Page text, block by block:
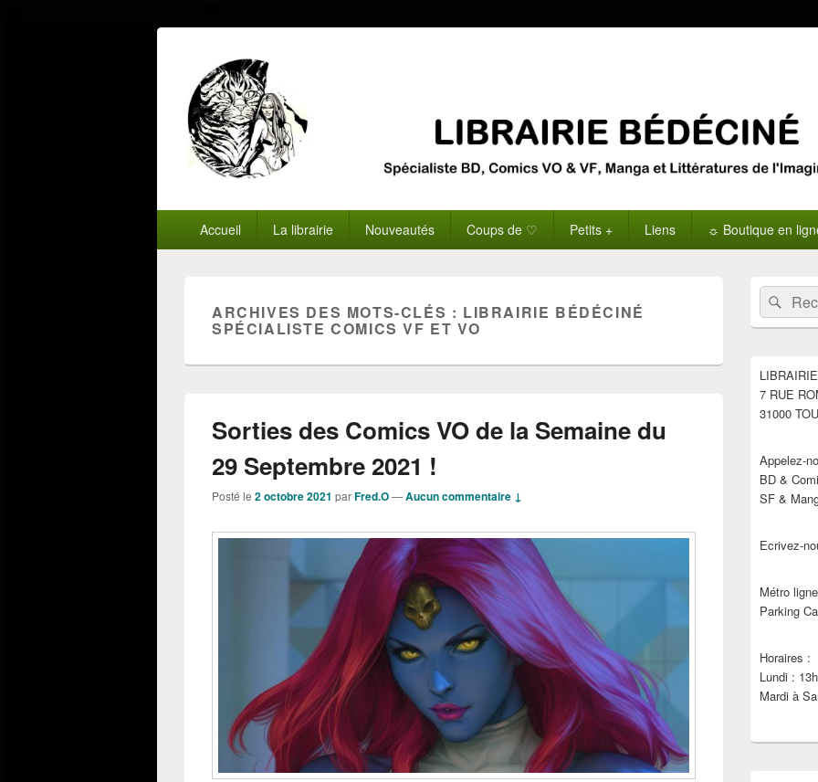
principalAccueil La librairie Nouveautés Coups de ♡ Petits + Liens ☼ Boutique en
ARCHIVES DES MOTS-CLÉS : LIBRAIRIE BÉDÉCINÉ
SPÉCIALISTE COMICS VF ET VO
Sorties des Comics VO de la Semaine du
29 Septembre 2021 !
Posté le 2 octobre 2021 parFred.O—Aucun commentaire ↓
Zone
principale
de
widget
barre
latérale
Recherche
7 RUE
31000
Appelez-
BD &
SF &
Ecrivez-
Métro
Parking
Horaires :
Lundi :
Mardi à